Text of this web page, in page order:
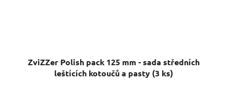
ZviZZer Polish pack 125 mm - sada středních
leštících kotoučů a pasty (3 ks)